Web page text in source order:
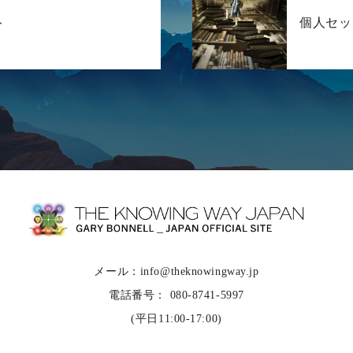
個人セ
メール：info@theknowingway.jp
電話番号： 080-8741-5997
(平日11:00-17:00)